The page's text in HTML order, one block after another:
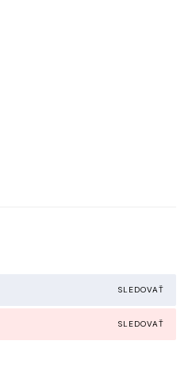
SLEDOVAŤ
SLEDOVAŤ